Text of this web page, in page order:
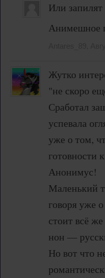
Или
Анимешное
Жутко
"не скоро
Сработал
успевала
уже о том,
готовности
Анонимус!
Маленький
говоря уже
стоит всё
нон —
Но вот что